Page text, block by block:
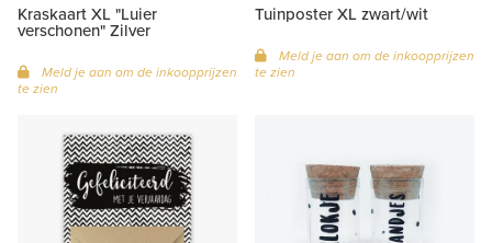
Kraskaart XL "Luier
verschonen" Zilver
Meld je aan om de inkoopprijzen
te zien
Tuinposter XL zwart/wit
Meld je aan om de inkoopprijzen
te zien